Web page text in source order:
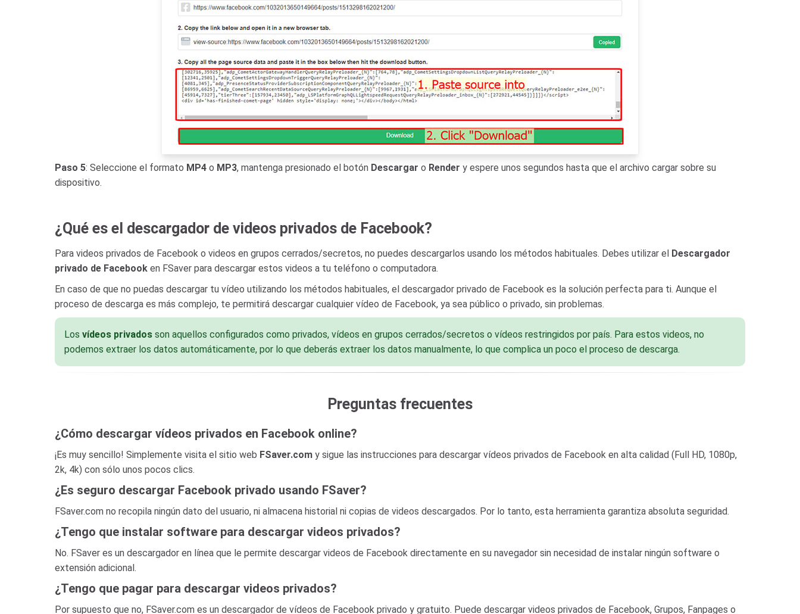
Paso 5: Seleccione el formato MP4 o MP3, mantenga presionado el botón Descargar o Render y espere unos segundos hasta que el archivo cargar sobre su
dispositivo.
¿Qué es el descargador de videos privados de Facebook?
Para videos privados de Facebook o videos en grupos cerrados/secretos, no puedes descargarlos usando los métodos habituales. Debes utilizar el Descargador
privado de Facebook en FSaver para descargar estos videos a tu teléfono o computadora.
En caso de que no puedas descargar tu vídeo utilizando los métodos habituales, el descargador privado de Facebook es la solución perfecta para ti. Aunque el
proceso de descarga es más complejo, te permitirá descargar cualquier vídeo de Facebook, ya sea público o privado, sin problemas.
Los vídeos privados son aquellos configurados como privados, vídeos en grupos cerrados/secretos o vídeos restringidos por país. Para estos videos, no
podemos extraer los datos automáticamente, por lo que deberás extraer los datos manualmente, lo que complica un poco el proceso de descarga.
Preguntas frecuentes
¿Cómo descargar vídeos privados en Facebook online?
¡Es muy sencillo! Simplemente visita el sitio web FSaver.com y sigue las instrucciones para descargar vídeos privados de Facebook en alta calidad (Full HD, 1080p,
2k, 4k) con sólo unos pocos clics.
¿Es seguro descargar Facebook privado usando FSaver?
FSaver.com no ​​recopila ningún dato del usuario, ni almacena historial ni copias de videos descargados. Por lo tanto, esta herramienta garantiza absoluta seguridad.
¿Tengo que instalar software para descargar videos privados?
No. FSaver es un descargador en línea que le permite descargar videos de Facebook directamente en su navegador sin necesidad de instalar ningún software o
extensión adicional.
¿Tengo que pagar para descargar videos privados?
Por supuesto que no, FSaver.com es un descargador de vídeos de Facebook privado y gratuito. Puede descargar videos privados de Facebook, Grupos, Fanpages o